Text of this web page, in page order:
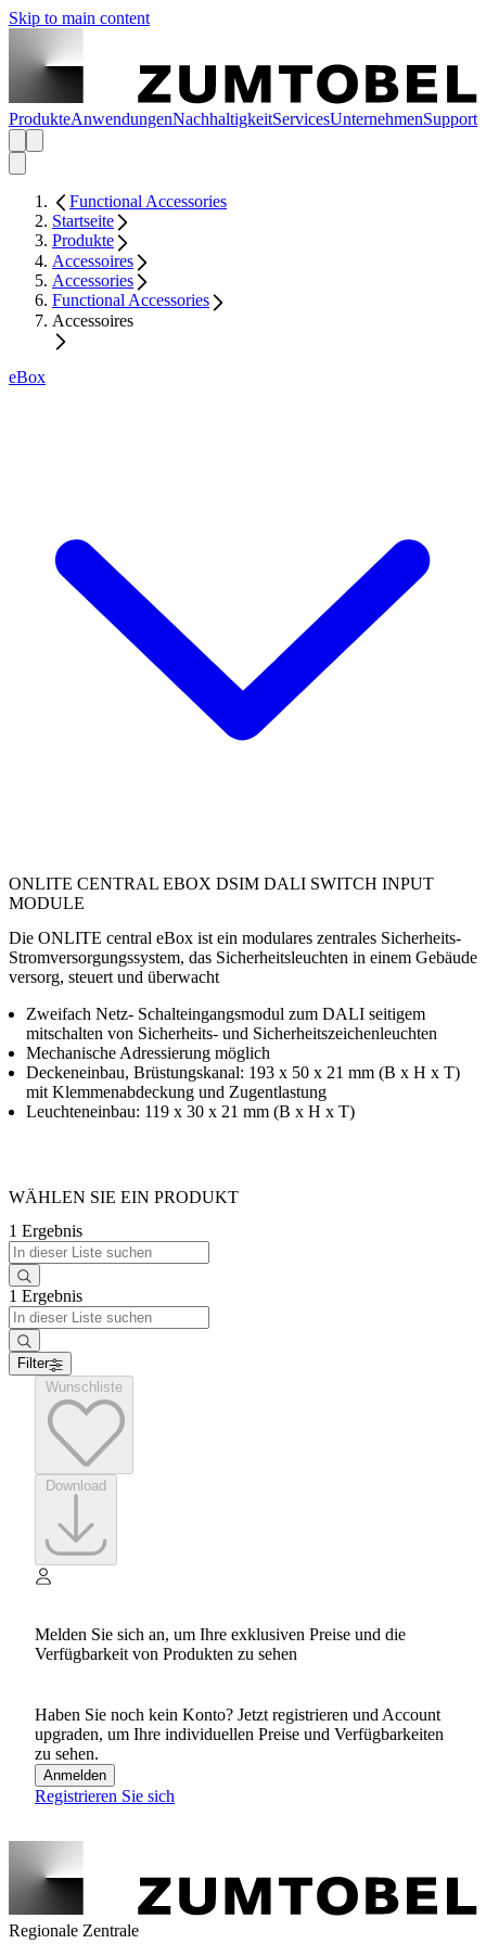
Skip to main content
ProdukteAnwendungenNachhaltigkeitServicesUnternehmenSupport
Functional Accessories
Startseite
Produkte
Accessoires
Accessories
Functional Accessories
Accessoires
eBox
ONLITE CENTRAL EBOX DSIM DALI SWITCH INPUT
MODULE
Die ONLITE central eBox ist ein modulares zentrales Sicherheits-
Stromversorgungssystem, das Sicherheitsleuchten in einem Gebäude
versorg, steuert und überwacht
Zweifach Netz- Schalteingangsmodul zum DALI seitigem
mitschalten von Sicherheits- und Sicherheitszeichenleuchten
Mechanische Adressierung möglich
Deckeneinbau, Brüstungskanal: 193 x 50 x 21 mm (B x H x T)
mit Klemmenabdeckung und Zugentlastung
Leuchteneinbau: 119 x 30 x 21 mm (B x H x T)
WÄHLEN SIE EIN PRODUKT
1 Ergebnis
1 Ergebnis
Filter
Melden Sie sich an, um Ihre exklusiven Preise und die
Verfügbarkeit von Produkten zu sehen
Haben Sie noch kein Konto? Jetzt registrieren und Account
upgraden, um Ihre individuellen Preise und Verfügbarkeiten
zu sehen.
Anmelden
Registrieren Sie sich
Regionale Zentrale